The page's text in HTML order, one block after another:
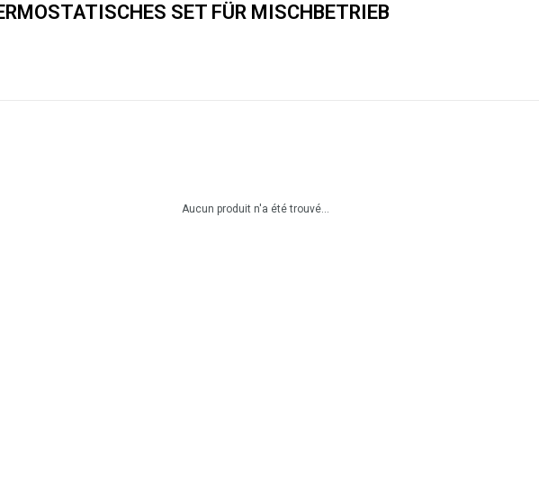
SET FÜR MISCHBETRIEB
Aucun produit n'a été trouvé...